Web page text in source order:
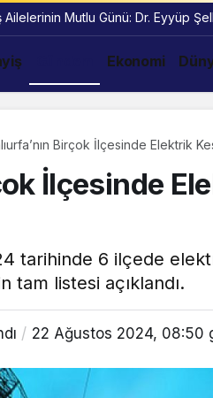
Ailelerinin Mutlu Günü: Dr. Eyyüp
Ekonomi
Birçok İlçesinde Elektrik
İlçesinde
tarihinde 6 ilçede
tam listesi açıklandı.
22 Ağustos 2024, 08:50